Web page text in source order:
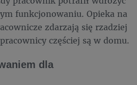
funkcjonowaniu. Opieka na
zdarzają się rzadziej
częściej są w domu.
dla